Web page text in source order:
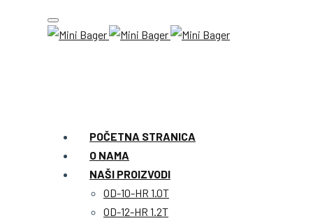
POČETNA STRANICA
O NAMA
NAŠI PROIZVODI
OD-10-HR 1.0T
OD-12-HR 1.2T